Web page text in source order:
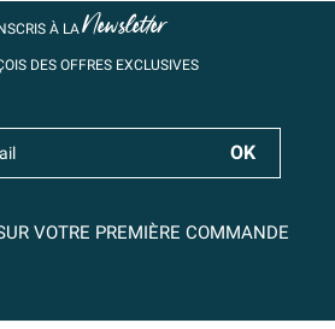
À LANewsletter
DES OFFRES EXCLUSIVES
VOTRE PREMIÈRE COMMANDE